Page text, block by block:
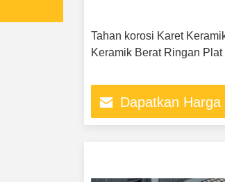
Tahan korosi Karet
Keramik Berat Ringan Plat
Dapatkan Harga